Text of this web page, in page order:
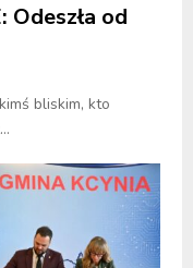
Odeszła od
bliskim, kto